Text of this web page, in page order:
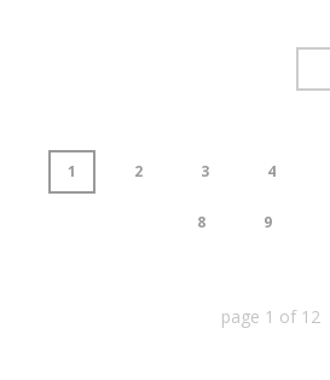
1 2 3 4
8 9
page 1 of 12